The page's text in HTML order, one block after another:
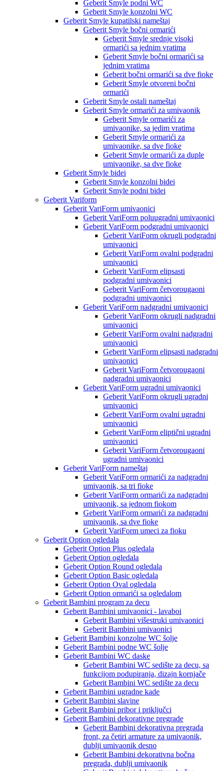
Geberit Smyle podni WC
Geberit Smyle konzolni WC
Geberit Smyle kupatilski nameštaj
Geberit Smyle bočni ormarići
Geberit Smyle srednje visoki
ormarići sa jednim vratima
Geberit Smyle bočni ormarići sa
jednim vratima
Geberit bočni ormarići sa dve fioke
Geberit Smyle otvoreni bočni
ormarići
Geberit Smyle ostali nameštaj
Geberit Smyle ormarići za umivaonik
Geberit Smyle ormarići za
umivaonike, sa jedim vratima
Geberit Smyle ormarići za
umivaonike, sa dve fioke
Geberit Smyle ormarići za duple
umivaonike, sa dve fioke
Geberit Smyle bidei
Geberit Smyle konzolni bidei
Geberit Smyle podni bidei
Geberit Variform
Geberit VariForm umivaonici
Geberit VariForm poluugradni umivaonici
Geberit VariForm podgradni umivaonici
Geberit VariForm okrugli podgradni
umivaonici
Geberit VariForm ovalni podgradni
umivaonici
Geberit VariForm elipsasti
podgradni umivaonici
Geberit VariForm četvorougaoni
podgradni umivaonici
Geberit VariForm nadgradni umivaonici
Geberit VariForm okrugli nadgradni
umivaonici
Geberit VariForm ovalni nadgradni
umivaonici
Geberit VariForm elipsasti nadgradni
umivaonici
Geberit VariForm četvorougaoni
nadgradni umivaonici
Geberit VariForm ugradni umivaonici
Geberit VariForm okrugli ugradni
umivaonici
Geberit VariForm ovalni ugradni
umivaonici
Geberit VariForm eliptični ugradni
umivaonici
Geberit VariForm četvorougaoni
ugradni umivaonici
Geberit VariForm nameštaj
Geberit VariForm ormarići za nadgradni
umivaonik, sa tri fioke
Geberit VariForm ormarići za nadgradni
umivaonik, sa jednom fiokom
Geberit VariForm ormarići za nadgradni
umivaonik, sa dve fioke
Geberit VariForm umeci za fioku
Geberit Option ogledala
Geberit Option Plus ogledala
Geberit Option ogledala
Geberit Option Round ogledala
Geberit Option Basic ogledala
Geberit Option Oval ogledala
Geberit Option ormarići sa ogledalom
Geberit Bambini program za decu
Geberit Bambini umivaonici - lavaboi
Geberit Bambini višestruki umivaonici
Geberit Bambini umivaonici
Geberit Bambini konzolne WC šolje
Geberit Bambini podne WC šolje
Geberit Bambini WC daske
Geberit Bambini WC sedište za decu, sa
funkcijom podupiranja, dizajn kornjače
Geberit Bambini WC sedište za decu
Geberit Bambini ugradne kade
Geberit Bambini slavine
Geberit Bambini pribor i priključci
Geberit Bambini dekorativne pregrade
Geberit Bambini dekorativna pregrada
front, za četiri armature za umivaonik,
dublji umivaonik desno
Geberit Bambini dekorativna bočna
pregrada, dublji umivaonik